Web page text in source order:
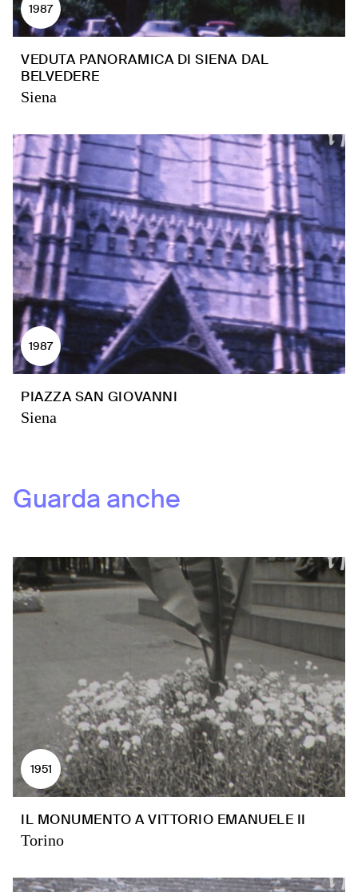
1987
VEDUTA PANORAMICA DI SIENA DAL
BELVEDERE
Siena
1987
PIAZZA SAN GIOVANNI
Siena
Guarda anche
1951
IL MONUMENTO A VITTORIO EMANUELE II
Torino